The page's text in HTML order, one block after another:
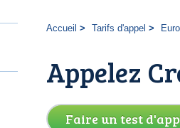
Accueil Tarifs d'appel
Appelez
Faire un test